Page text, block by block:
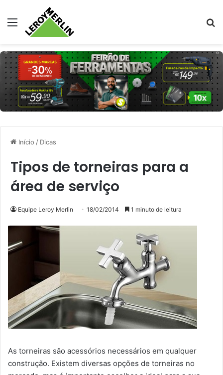
Menu
Início / Dicas
Tipos de torneiras para a
área de serviço
Equipe Leroy Merlin 18/02/2014 1 minuto de leitura
As torneiras são acessórios necessários em qualquer
construção. Existem diversas opções de torneiras no